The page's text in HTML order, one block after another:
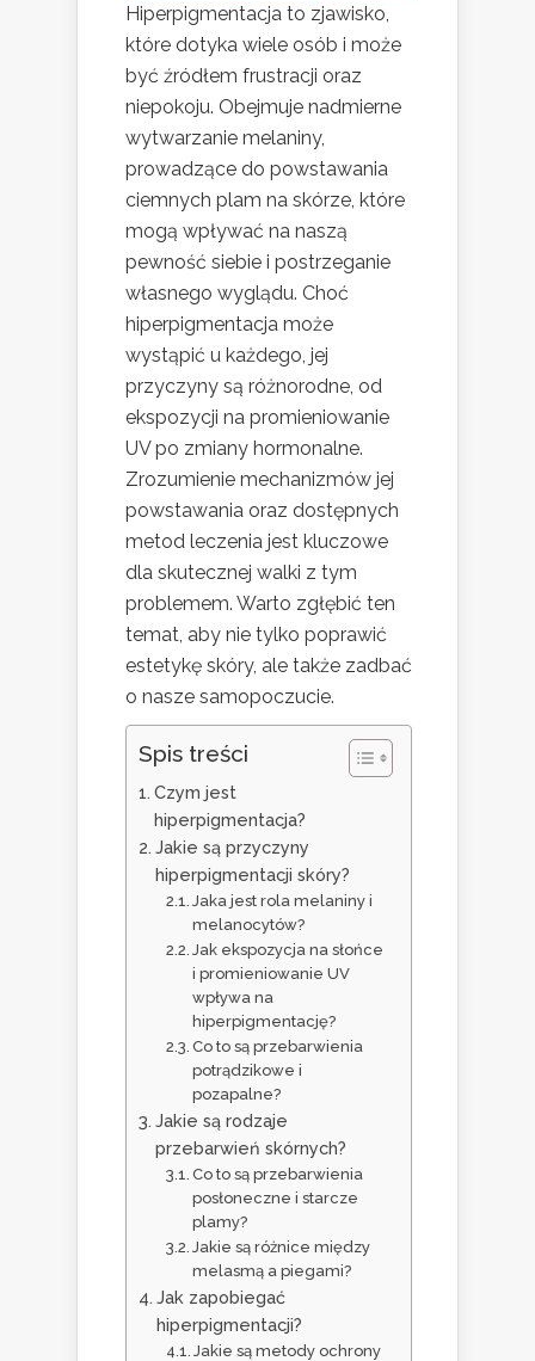
Hiperpigmentacja to zjawisko,
które dotyka wiele osób i może
być źródłem frustracji oraz
niepokoju. Obejmuje nadmierne
wytwarzanie melaniny,
prowadzące do powstawania
ciemnych plam na skórze, które
mogą wpływać na naszą
pewność siebie i postrzeganie
własnego wyglądu. Choć
hiperpigmentacja może
wystąpić u każdego, jej
przyczyny są różnorodne, od
ekspozycji na promieniowanie
UV po zmiany hormonalne.
Zrozumienie mechanizmów jej
powstawania oraz dostępnych
metod leczenia jest kluczowe
dla skutecznej walki z tym
problemem. Warto zgłębić ten
temat, aby nie tylko poprawić
estetykę skóry, ale także zadbać
o nasze samopoczucie.
Spis treści
Czym jest
hiperpigmentacja?
Jakie są przyczyny
hiperpigmentacji skóry?
Jaka jest rola melaniny i
melanocytów?
Jak ekspozycja na słońce
i promieniowanie UV
wpływa na
hiperpigmentację?
Co to są przebarwienia
potrądzikowe i
pozapalne?
Jakie są rodzaje
przebarwień skórnych?
Co to są przebarwienia
posłoneczne i starcze
plamy?
Jakie są różnice między
melasmą a piegami?
Jak zapobiegać
hiperpigmentacji?
Jakie są metody ochrony